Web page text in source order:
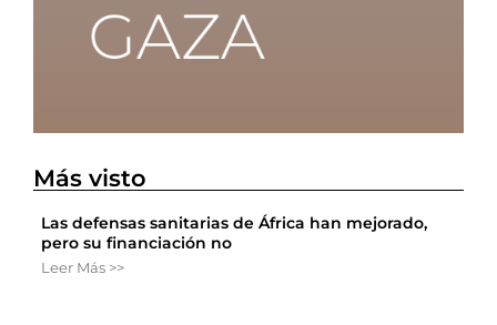
Más visto
Las defensas sanitarias de África han mejorado,
pero su financiación no
Leer Más >>